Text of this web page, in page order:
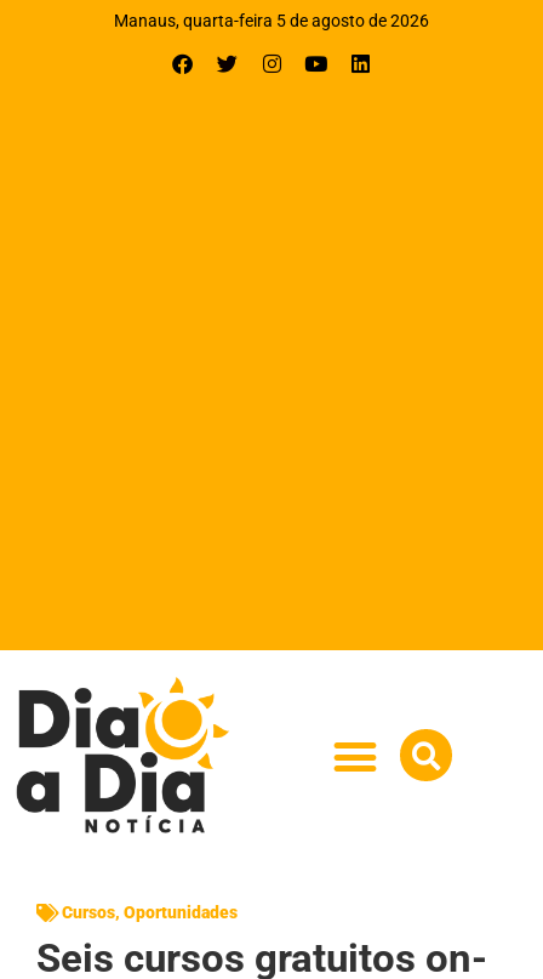
Manaus, quarta-feira 5 de agosto de 2026
Cursos, Oportunidades
Seis cursos gratuitos on-